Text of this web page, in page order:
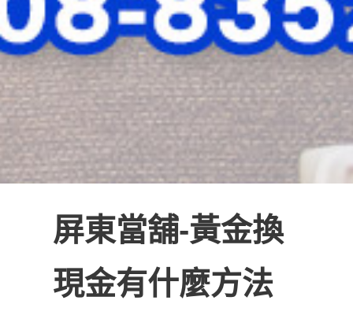
屏東當舖-黃金換
現金有什麼方法